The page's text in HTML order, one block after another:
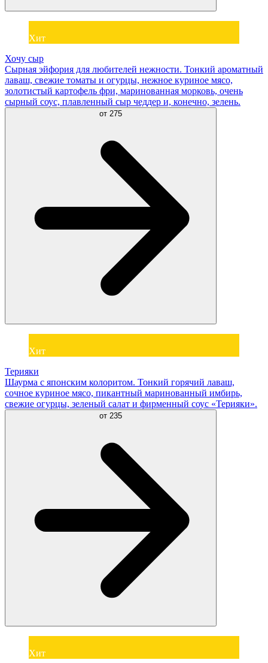
Хит
Хочу сыр
Сырная эйфория для любителей нежности. Тонкий ароматный
лаваш, свежие томаты и огурцы, нежное куриное мясо,
золотистый картофель фри, маринованная морковь, очень
сырный соус, плавленный сыр чеддер и, конечно, зелень.
от 275
Хит
Терияки
Шаурма с японским колоритом. Тонкий горячий лаваш,
сочное куриное мясо, пикантный маринованный имбирь,
свежие огурцы, зеленый салат и фирменный соус «Терияки».
от 235
Хит